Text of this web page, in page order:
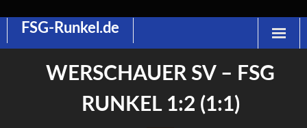
to
FSG-Runkel.de
WERSCHAUER SV – FSG
RUNKEL 1:2 (1:1)